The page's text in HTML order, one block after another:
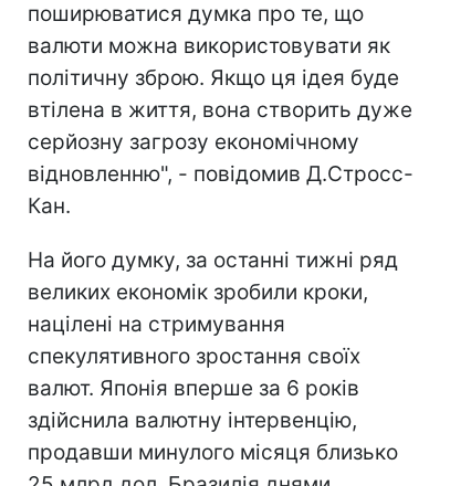
поширюватися думка про те, що
валюти можна використовувати як
політичну зброю. Якщо ця ідея буде
втілена в життя, вона створить дуже
серйозну загрозу економічному
відновленню", - повідомив Д.Стросс-
Кан.
На його думку, за останні тижні ряд
великих економік зробили кроки,
націлені на стримування
спекулятивного зростання своїх
валют. Японія вперше за 6 років
здійснила валютну інтервенцію,
продавши минулого місяця близько